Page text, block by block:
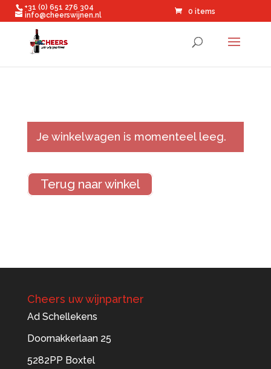
+31 (0) 651 276 304
info@cheerswijnen.nl
0 items
Je winkelwagen is momenteel leeg.
Terug naar winkel
Cheers uw wijnpartner
Ad Schellekens
Doornakkerlaan 25
5282PP Boxtel